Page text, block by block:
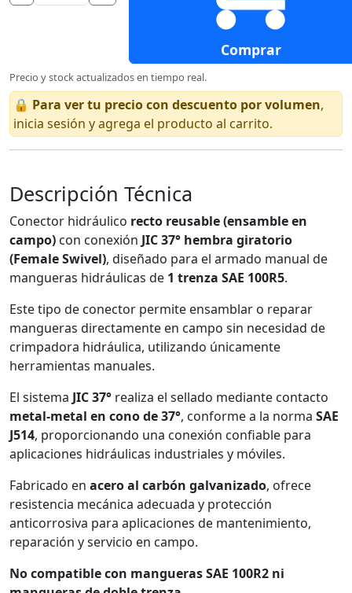
Comprar
Precio y stock actualizados en tiempo real.
🔒 Para ver tu precio con descuento por volumen,
inicia sesión y agrega el producto al carrito.
Descripción Técnica
Conector hidráulico recto reusable (ensamble en
campo) con conexión JIC 37° hembra giratorio
(Female Swivel), diseñado para el armado manual de
mangueras hidráulicas de 1 trenza SAE 100R5.
Este tipo de conector permite ensamblar o reparar
mangueras directamente en campo sin necesidad de
crimpadora hidráulica, utilizando únicamente
herramientas manuales.
El sistema JIC 37° realiza el sellado mediante contacto
metal-metal en cono de 37°, conforme a la norma SAE
J514, proporcionando una conexión confiable para
aplicaciones hidráulicas industriales y móviles.
Fabricado en acero al carbón galvanizado, ofrece
resistencia mecánica adecuada y protección
anticorrosiva para aplicaciones de mantenimiento,
reparación y servicio en campo.
No compatible con mangueras SAE 100R2 ni